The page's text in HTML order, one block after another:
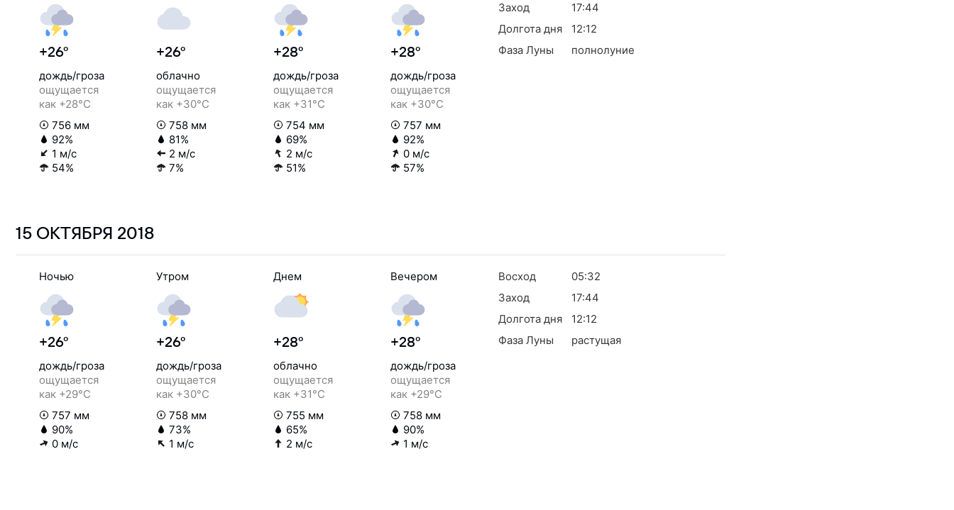
+26°
дождь/гроза
ощущается
как +28°C
756 мм
92%
1 м/с
54%
+26°
облачно
ощущается
как +30°C
758 мм
81%
2 м/с
7%
+28°
дождь/гроза
ощущается
как +31°C
754 мм
69%
2 м/с
51%
+28°
дождь/гроза
ощущается
как +30°C
757 мм
92%
0 м/с
57%
Заход
17:44
Долгота дня
12:12
Фаза Луны
полнолуние
15 ОКТЯБРЯ 2018
Ночью
+26°
дождь/гроза
ощущается
как +29°C
757 мм
90%
0 м/с
Утром
+26°
дождь/гроза
ощущается
как +30°C
758 мм
73%
1 м/с
Днем
+28°
облачно
ощущается
как +31°C
755 мм
65%
2 м/с
Вечером
+28°
дождь/гроза
ощущается
как +29°C
758 мм
90%
1 м/с
Восход
05:32
Заход
17:44
Долгота дня
12:12
Фаза Луны
растущая